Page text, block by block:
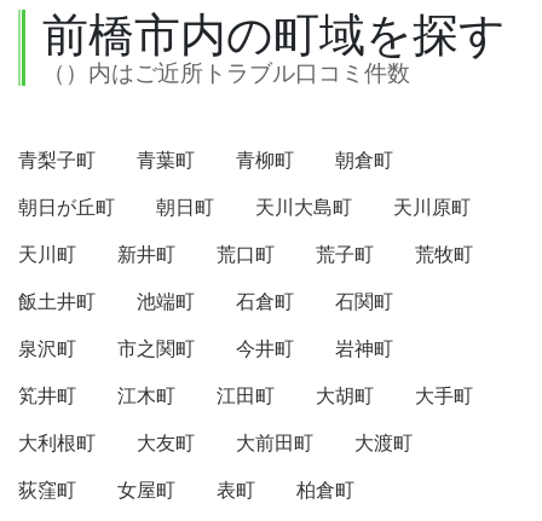
前橋市内の町域を探す
（）内はご近所トラブル口コミ件数
青梨子町 青葉町 青柳町
朝倉町
朝日が丘町
朝日町 天川大島町
天川原町
天川町
新井町 荒口町 荒子町
荒牧町
飯土井町
池端町 石倉町
石関町
泉沢町
市之関町 今井町
岩神町
笂井町
江木町 江田町 大胡町
大手町
大利根町
大友町 大前田町
大渡町
荻窪町
女屋町 表町
柏倉町